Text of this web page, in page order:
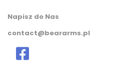
Napisz do Nas
contact@beararms.pl